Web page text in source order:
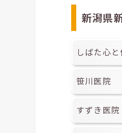
新潟県
しばた心
笹川医院
すずき医院